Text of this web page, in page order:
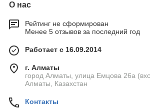
О нас
Рейтинг не сформирован
Менее 5 отзывов за последний год
Работает с 16.09.2014
г. Алматы
город Алматы, улица Емцова 26а
Алматы, Казахстан
Контакты